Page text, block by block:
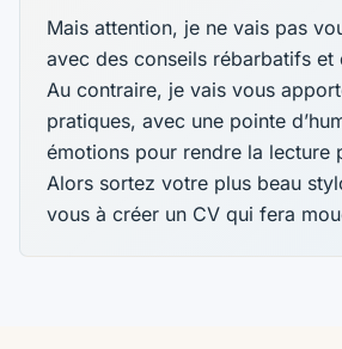
Mais attention, je ne vais pas
avec des conseils rébarbatifs et
Au contraire, je vais vous
pratiques, avec une pointe
émotions pour rendre la lecture
Alors sortez votre plus beau
vous à créer un CV qui fera